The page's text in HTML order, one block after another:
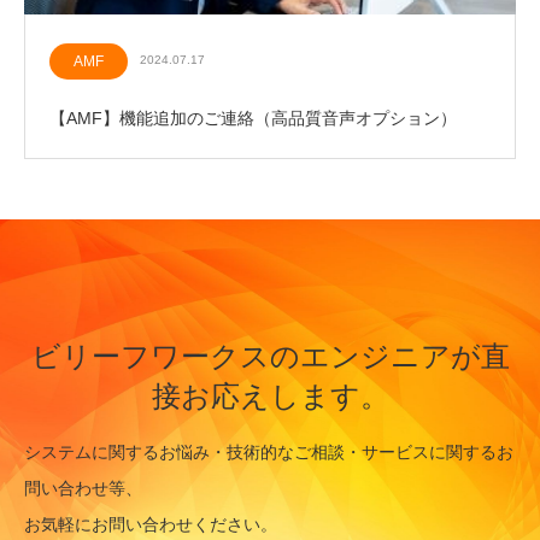
AMF 2024.07.17
【AMF】機能追加のご連絡（高品質音声オプション）
ビリーフワークスのエンジニアが直
接お応えします。
システムに関するお悩み・技術的なご相談・サービスに関するお
問い合わせ等、
お気軽にお問い合わせください。